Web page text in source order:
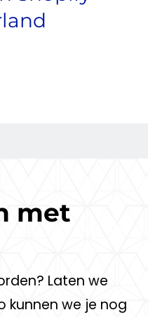
met
Laten we
kunnen we je nog